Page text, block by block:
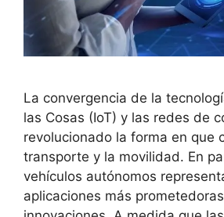
La convergencia de la
las Cosas (IoT) y las redes de
revolucionado la forma en que
transporte y la movilidad. En
vehículos autónomos
aplicaciones más